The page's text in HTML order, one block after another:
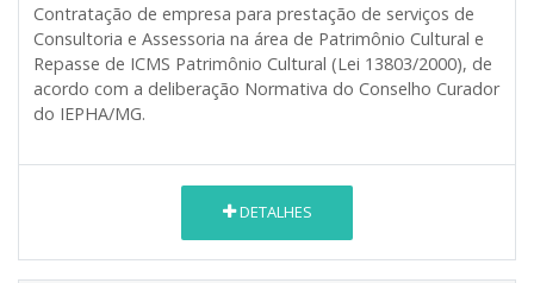
Contratação de empresa para prestação de serviços de
Consultoria e Assessoria na área de Patrimônio Cultural e
Repasse de ICMS Patrimônio Cultural (Lei 13803/2000), de
acordo com a deliberação Normativa do Conselho Curador
do IEPHA/MG.
DETALHES